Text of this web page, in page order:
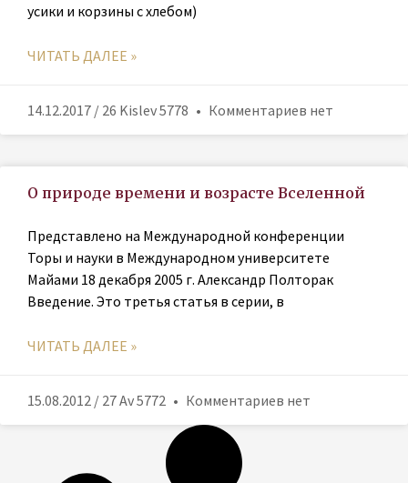
усики и корзины с хлебом)
ЧИТАТЬ ДАЛЕЕ »
14.12.2017 / 26 Kislev 5778 Комментариев нет
О природе времени и возрасте Вселенной
Представлено на Международной конференции
Торы и науки в Международном университете
Майами 18 декабря 2005 г. Александр Полторак
Введение. Это третья статья в серии, в
ЧИТАТЬ ДАЛЕЕ »
15.08.2012 / 27 Av 5772 Комментариев нет